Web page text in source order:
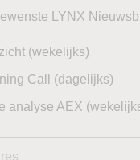
LYNX
(wekelijks)
Call (dagelijks)
analyse AEX